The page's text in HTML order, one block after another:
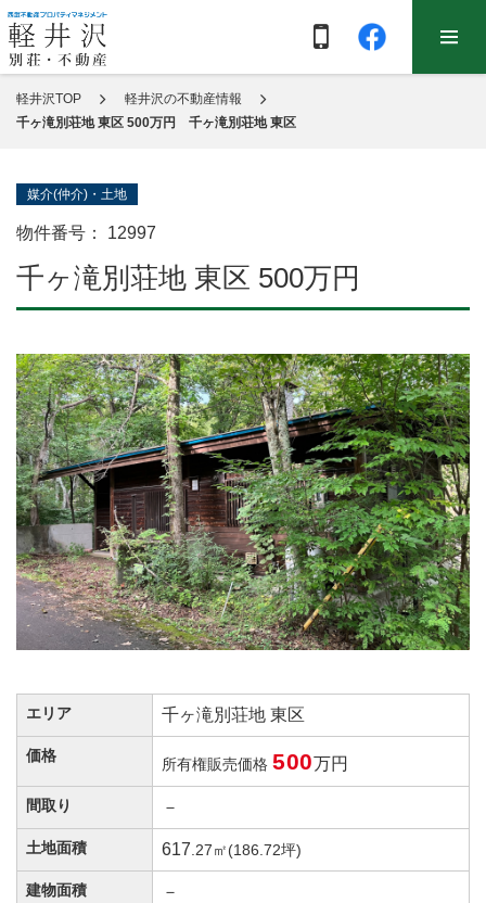
軽井沢TOP
軽井沢の不動産情報
千ヶ滝別荘地 東区 500万円 千ヶ滝別荘地 東区
媒介(仲介)・土地
物件番号： 12997
千ヶ滝別荘地 東区 500万円
エリア 千ヶ滝別荘地 東区
価格 所有権販売価格 500万円
間取り －
土地面積 617.27㎡(186.72坪)
建物面積 －